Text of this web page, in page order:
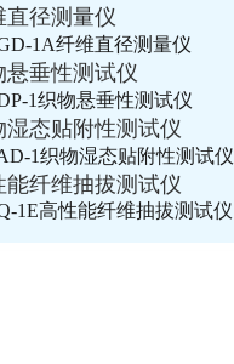
直径测量仪
1A纤维直径测量仪
悬垂性测试仪
1织物悬垂性测试仪
湿态贴附性测试仪
1织物湿态贴附性测试仪
能纤维抽拔测试仪
1E高性能纤维抽拔测试仪